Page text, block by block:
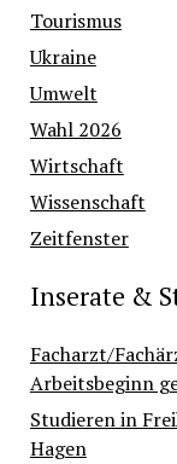
Tourismus
Ukraine
Umwelt
Wahl 2026
Wirtschaft
Wissenschaft
Zeitfenster
Inserate &
Facharzt/
Arbeitsbeginn
Studieren in
Hagen